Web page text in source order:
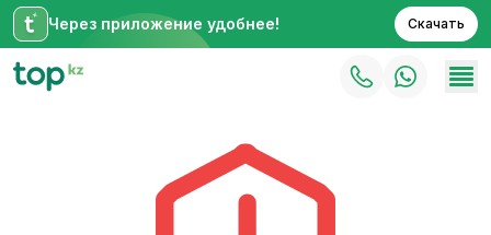
Через приложение удобнее! Скачать